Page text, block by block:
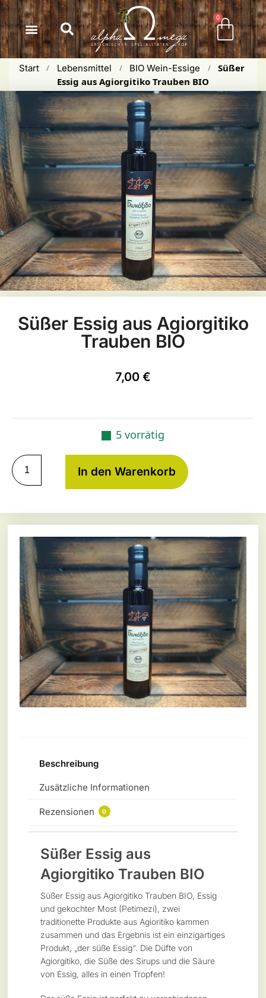
springen
0
Start / Lebensmittel / BIO Wein-Essige /
Süßer
Essig aus Agiorgitiko Trauben BIO
Süßer Essig aus Agiorgitiko
Trauben BIO
7,00 €
5 vorrätig
In den Warenkorb
Beschreibung
Zusätzliche Informationen
Rezensionen 0
Süßer Essig aus
Agiorgitiko Trauben BIO
Süßer Essig aus Agiorgitiko Trauben BIO, Essig
und gekochter Most (Petimezi), zwei
traditionette Produkte aus Agioritiko kammen
zusammen und das Ergebnis ist ein einzigartiges
Produkt, „der süße Essig“. Die Düfte von
Agiorgitiko, die Süße des Sirups und die Säure
von Essig, alles in einen Tropfen!